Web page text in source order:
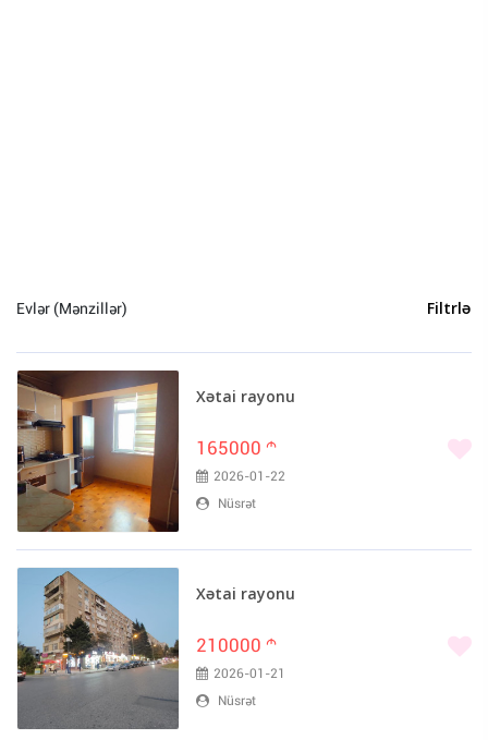
Şəki (1)
Evlər (Mənzillər) Filtrlə
Xətai rayonu
165000 m
2026-01-22
Nüsrət
Xətai rayonu
210000 m
2026-01-21
Nüsrət